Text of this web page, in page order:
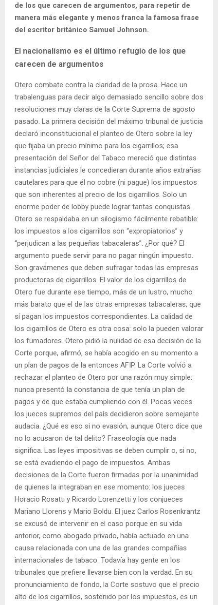
de los que carecen de argumentos, para repetir de
manera más elegante y menos franca la famosa frase
del escritor británico Samuel Johnson.
El nacionalismo es el último refugio de los que
carecen de argumentos
Otero combate contra la claridad de la prosa. Hace un
trabalenguas para decir algo demasiado sencillo sobre dos
resoluciones muy claras de la Corte Suprema de agosto
pasado. La primera decisión del máximo tribunal de justicia
declaró inconstitucional el planteo de Otero sobre la ley
que fijaba un precio mínimo para los cigarrillos; esa
presentación del Señor del Tabaco mereció que distintas
instancias judiciales le concedieran durante años extrañas
cautelares para que él no cobre (ni pague) los impuestos
que son inherentes al precio de los cigarrillos. Solo un
enorme poder de lobby puede lograr tantas conquistas.
Otero se respaldaba en un silogismo fácilmente rebatible:
los impuestos a los cigarrillos son “expropiatorios” y
“perjudican a las pequeñas tabacaleras”. ¿Por qué? El
argumento puede servir para no pagar ningún impuesto.
Son gravámenes que deben sufragar todas las empresas
productoras de cigarrillos. El valor de los cigarrillos de
Otero fue durante ese tiempo, más de un lustro, mucho
más barato que el de las otras empresas tabacaleras, que
sí pagan los impuestos correspondientes. La calidad de
los cigarrillos de Otero es otra cosa: solo la pueden valorar
los fumadores. Otero pidió la nulidad de esa decisión de la
Corte porque, afirmó, se había acogido en su momento a
un plan de pagos de la entonces AFIP. La Corte volvió a
rechazar el planteo de Otero por una razón muy simple:
nunca presentó la constancia de que tenía un plan de
pagos y de que estaba cumpliendo con él. Pocas veces
los jueces supremos del país decidieron sobre semejante
audacia. ¿Qué es eso si no evasión, aunque Otero dice que
no lo acusaron de tal delito? Fraseología que nada
significa. Las leyes impositivas se deben cumplir o, si no,
se está evadiendo el pago de impuestos. Ambas
decisiones de la Corte fueron firmadas por la unanimidad
de quienes la integraban en ese momento: los jueces
Horacio Rosatti y Ricardo Lorenzetti y los conjueces
Mariano Llorens y Mario Boldu. El juez Carlos Rosenkrantz
se excusó de intervenir en el caso porque en su vida
anterior, como abogado privado, había actuado en una
causa relacionada con una de las grandes compañías
internacionales de tabaco. Todavía hay gente en los
tribunales que prefiere llevarse bien con la verdad. En su
pronunciamiento de fondo, la Corte sostuvo que el precio
alto de los cigarrillos, sostenido por los impuestos, es un